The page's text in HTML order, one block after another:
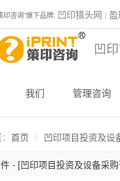
印咨询”旗下品牌: 凹印猎头网 盈
凹
我们 管理咨询
首页 凹印项目投资及设
- [凹印项目投资及设备采